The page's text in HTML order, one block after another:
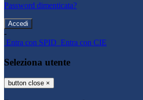
Password dimenticata?
-
Entra con SPID Entra con CIE
Seleziona utente
button close ×